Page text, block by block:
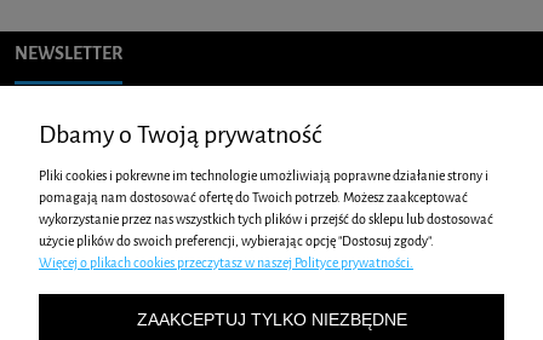
NEWSLETTER
nowościach i promocjach.
ZAKUPY
Dbamy o Twoją prywatność
Pliki cookies i pokrewne im technologie umożliwiają poprawne działanie strony i
pomagają nam dostosować ofertę do Twoich potrzeb. Możesz zaakceptować
wykorzystanie przez nas wszystkich tych plików i przejść do sklepu lub dostosować
użycie plików do swoich preferencji, wybierając opcję "Dostosuj zgody".
Więcej o plikach cookies przeczytasz w naszej Polityce prywatności.
ZAAKCEPTUJ TYLKO NIEZBĘDNE